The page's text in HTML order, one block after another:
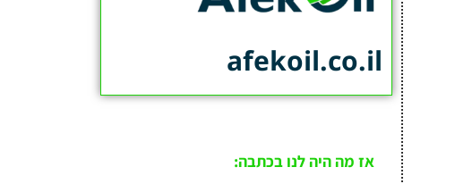
afekoil.co.il
אז מה היה לנו בכתבה: